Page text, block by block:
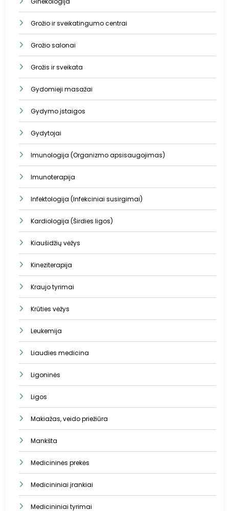
Grožio ir sveikatingumo centrai
Grožio salonai
Grožis ir sveikata
Gydomieji masažai
Gydymo įstaigos
Gydytojai
Imunologija (Organizmo apsisaugojimas)
Imunoterapija
Infektologija (Infekciniai susirgimai)
Kardiologija (Širdies ligos)
Kiaušidžių vėžys
Kineziterapija
Kraujo tyrimai
Krūties vėžys
Leukemija
Liaudies medicina
Ligoninės
Ligos
Makiažas, veido priežiūra
Mankšta
Medicininės prekės
Medicininiai įrankiai
Medicininiai tyrimai